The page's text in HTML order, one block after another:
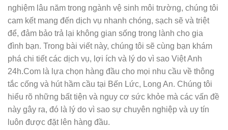
nghiệm lâu năm trong ngành vệ sinh môi trường, chúng tôi
cam kết mang đến dịch vụ nhanh chóng, sạch sẽ và triệt
để, đảm bảo trả lại không gian sống trong lành cho gia
đình bạn. Trong bài viết này, chúng tôi sẽ cùng bạn khám
phá chi tiết các dịch vụ, lợi ích và lý do vì sao Việt Anh
24h.Com là lựa chọn hàng đầu cho mọi nhu cầu về thông
tắc cống và hút hầm cầu tại Bến Lức, Long An. Chúng tôi
hiểu rõ những bất tiện và nguy cơ sức khỏe mà các vấn đề
này gây ra, đó là lý do vì sao sự chuyên nghiệp và uy tín
luôn được đặt lên hàng đầu.